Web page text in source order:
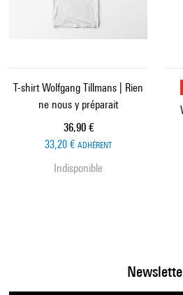
T-shirt Wolfgang Tillmans | Rien
ne nous y préparait
Prix ​​actuel
36,90 €
33,20 € ADHÉRENT
Indisponible